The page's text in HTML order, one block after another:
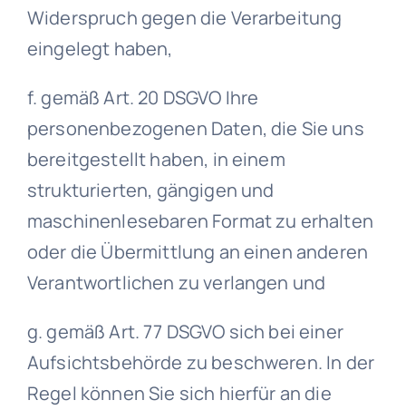
Widerspruch gegen die Verarbeitung
eingelegt haben,
f. gemäß Art. 20 DSGVO Ihre
personenbezogenen Daten, die Sie uns
bereitgestellt haben, in einem
strukturierten, gängigen und
maschinenlesebaren Format zu erhalten
oder die Übermittlung an einen anderen
Verantwortlichen zu verlangen und
g. gemäß Art. 77 DSGVO sich bei einer
Aufsichtsbehörde zu beschweren. In der
Regel können Sie sich hierfür an die